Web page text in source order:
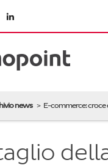
news E-commerce: croce